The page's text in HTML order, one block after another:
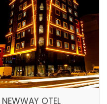
NEWWAY OTEL